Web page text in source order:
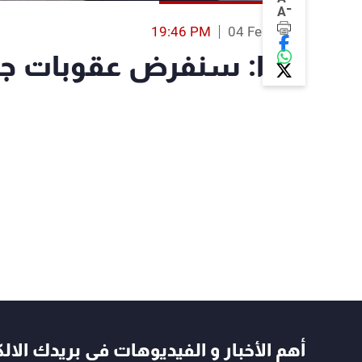
A-
04 Feb 2024
19:46 PM
كندا: سنفرض عقوبات
أهم الأخبار و الفيديوهات في بريدك